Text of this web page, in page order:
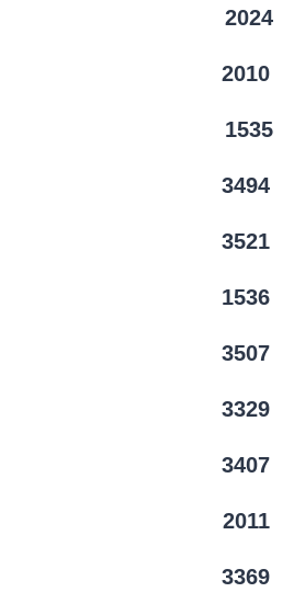
2024
2010
1535
3494
3521
1536
3507
3329
3407
2011
3369